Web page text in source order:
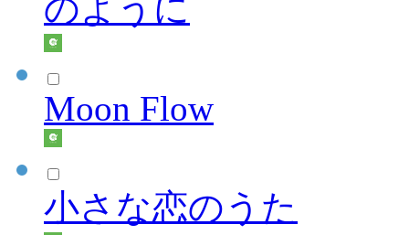
のように
Moon Flow
小さな恋のうた